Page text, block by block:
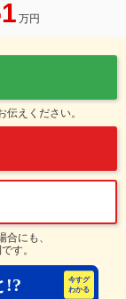
万円
えください。
にも、
す。
!?